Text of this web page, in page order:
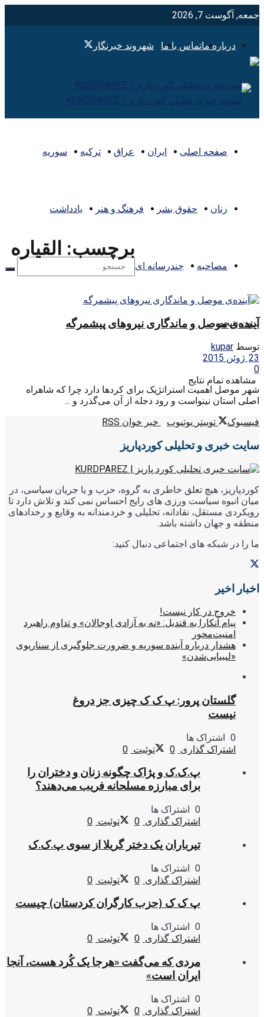
جمعه, آگوست 7, 2026
درباره ماتماس با ما شهروند خبرنگار
صفحه اصلی ایران عراق ترکیه سوریه
زنان حقوق بشر فرهنگ و هنر یادداشت
مصاحبه چندرسانه ای
بدون نتیجه
مشاهده تمام نتایج
برچسب: القياره
آینده‌ی موصل و ماندگاری نیروهای پیشمرگه
توسط kupar
23 ژوئن 2015
0
شهر موصل اهمیت استراتژیک برای کردها دارد چرا که شاهراه
اصلی استان نینواست و رود دجله از آن می‌گذرد و ...
فیسبوک
توییتر یوتیوب خبر خوان RSS
سایت خبری و تحلیلی کوردپاریز
کوردپاریز، هیچ تعلق خاطری به گروه، حزب و یا جریان سیاسی، در
میان انبوه سیاست ورزی های رایج احساس نمی کند و تلاش دارد تا
رویکردی مستقل، نقادانه، تحلیلی و خردمندانه به وقایع و رخدادهای
منطقه و جهان داشته باشد.
ما را در شبکه های اجتماعی دنبال کنید:
اخبار اخیر
خروج در کار نیست!
پیام آنکارا به قندیل: «نه به آزادی اوجالان» و تداوم راهبرد
امنیت‌محور
هشدار درباره آینده سوریه و ضرورت جلوگیری از سناریوی
«لیبیایی‌شدن»
گلستان پرور: پ ک ک چیزی جز دروغ
نیست
0 اشتراک ها
اشتراک گذاری 0 توئیت 0
پ.ک.ک و پژاک چگونه زنان و دختران را
برای مبارزه مسلحانه فریب می‌دهند؟
0 اشتراک ها
اشتراک گذاری 0 توئیت 0
تیرباران یک دختر گریلا از سوی پ.ک.ک
0 اشتراک ها
اشتراک گذاری 0 توئیت 0
پ ک ک (حزب کارگران کردستان) چیست
0 اشتراک ها
اشتراک گذاری 0 توئیت 0
مردی که می‌گفت «هرجا یک کُرد هست، آنجا
ایران است»
0 اشتراک ها
اشتراک گذاری 0 توئیت 0